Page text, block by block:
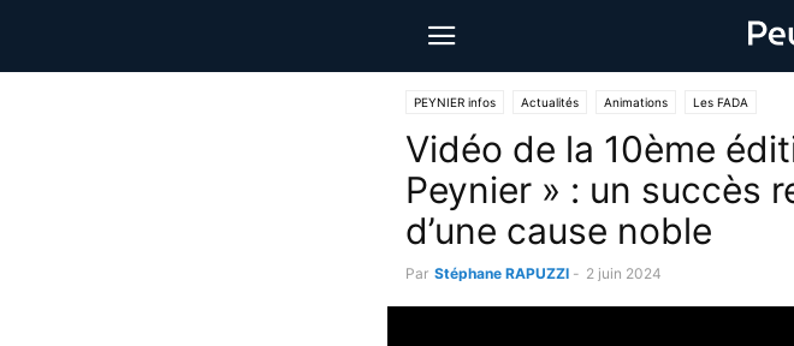
PEYNIER infos Actualités Animations Les FADA
Vidéo de la 10ème
Peynier » : un succès
d’une cause noble
Par Stéphane RAPUZZI - 2 juin 2024